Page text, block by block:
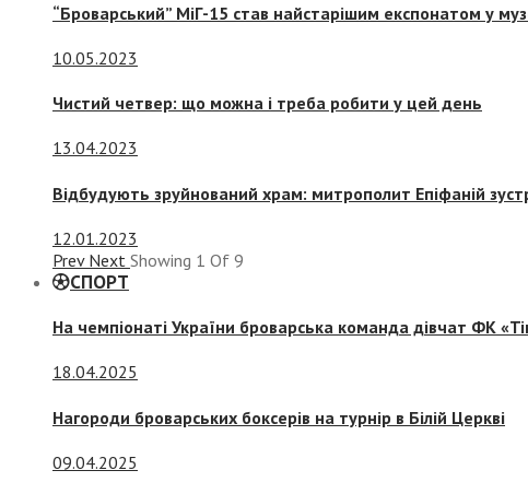
“Броварський” МіГ-15 став найстарішим експонатом у
10.05.2023
Чистий четвер: що можна і треба робити у цей день
13.04.2023
Відбудують зруйнований храм: митрополит Епіфаній
12.01.2023
Prev Next Showing 1 Of 9
СПОРТ
На чемпіонаті України броварська команда дівчат ФК
18.04.2025
Нагороди броварських боксерів на турнір в Білій Церкві
09.04.2025